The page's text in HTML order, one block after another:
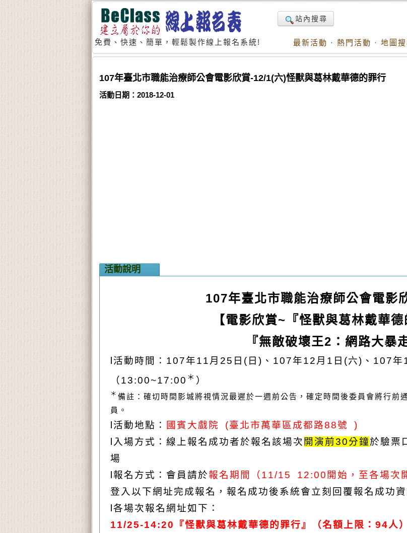
免費、快速、簡單，輕鬆製作線上報名系統!
站內搜尋
最新活動 · 熱門活動 · 地圖
107年臺北市職能治療師公會電影欣賞-12/1(六)怪獸與葛林戴華德的罪行
活動日期：2018-12-01
活動說明
107年臺北市職能治療師公會電影
【電影欣賞~『怪獸與葛林戴華德
『無敵破壞王2：網路大暴
活動時間：107年11月25日(日)、107年12月1日(六)、107
（13:00~17:00 ＊ ）
＊ 備註：確切時間影城將視情況最遲於一週前公告，確定時間後委員會將行前
員。
活動地點： 國賓大戲院 (臺北市萬華區成都路88號
)
入場方式：線上報名成功者於報名該場次 開演前30分鐘於驗票
場
報名方式 ：會員請於報名期間（11/15 12:00開始，至各場次
登入以下網址完成報名，報名成功後系統會立刻回覆報名成功資
各場次報名網址如下：
11/25-14:20 『怪獸與葛林戴華德的罪行』（名額上限：94人）